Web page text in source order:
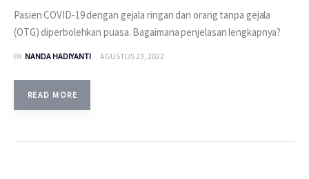
Pasien COVID-19 dengan gejala ringan dan orang tanpa gejala
(OTG) diperbolehkan puasa. Bagaimana penjelasan lengkapnya?
BY NANDA HADIYANTI AGUSTUS 23, 2022
READ MORE